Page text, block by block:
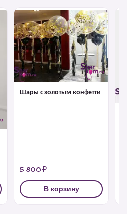
Шары с золотым конфетти
5 800 ₽
В корзину